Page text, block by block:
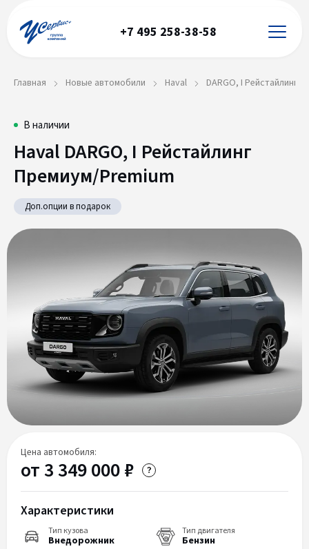
+7 495 258-38-58
Главная Новые автомобили Haval DARGO, I Рейстайлинг
Haval
DARGO,
Рейстайлинг
Премиум/Premium
В наличии
Haval DARGO, I Рейстайлинг
Премиум/Premium
Доп.опции в подарок
Цена автомобиля:
от 3 349 000 ₽
Характеристики
Тип кузова
Внедорожник
Тип двигателя
Бензин